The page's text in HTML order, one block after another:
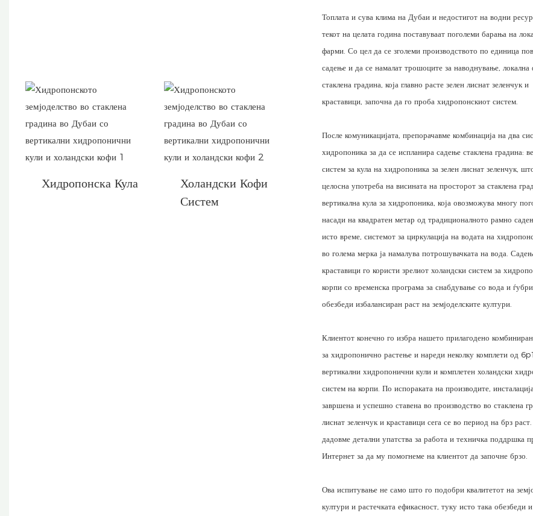
Хидропонска Кула
Холандски Кофи
Систем
Топлата и сува клима на Дубаи и недостигот на водни
текот на целата година поставуваат поголеми барања на
фарми. Со цел да се зголеми производството по единица
садење и да се намалат трошоците за наводнување, локална
стаклена градина, која главно расте зелен лиснат зеленчук и
краставици, започна да го проба хидропонскиот систем.
После комуникацијата, препорачавме комбинација на два
хидропоника за да се испланира садење стаклена градина:
систем за кула на хидропоника за зелен лиснат зеленчук,
целосна употреба на висината на просторот за стаклена
вертикална кула за хидропоника, која овозможува многу
насади на квадратен метар од традиционалното рамно
исто време, системот за циркулација на водата на
во голема мерка ја намалува потрошувачката на вода.
краставици го користи зрелиот холандски систем за
корпи со временска програма за снабдување со вода и
обезбеди избалансиран раст на земјоделските култури.
Клиентот конечно го избра нашето прилагодено
за хидропонично растење и нареди неколку комплети од
вертикални хидропонични кули и комплетен холандски
систем на корпи. По испораката на производите,
завршена и успешно ставена во производство во стаклена
лиснат зеленчук и краставици сега се во период на брз
дадовме детални упатства за работа и техничка поддршка
Интернет за да му помогнеме на клиентот да започне брзо.
Ова испитување не само што го подобри квалитетот на
култури и растечката ефикасност, туку исто така обезбеди и